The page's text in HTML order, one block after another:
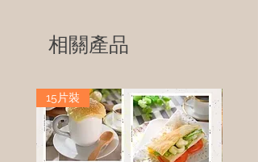
相關產品
15片裝